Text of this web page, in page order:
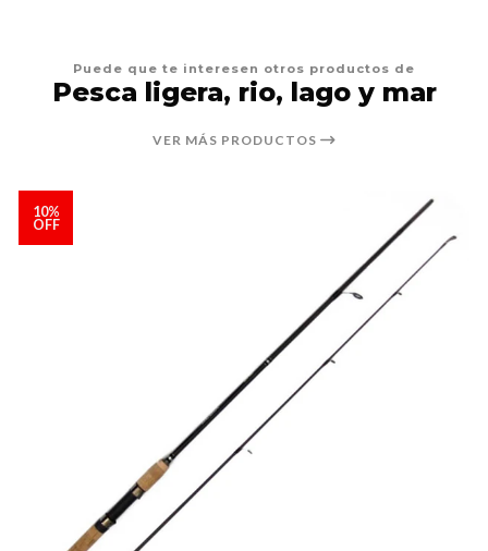
Puede que te interesen otros productos de
Pesca ligera, rio, lago y mar
VER MÁS PRODUCTOS
10%
OFF